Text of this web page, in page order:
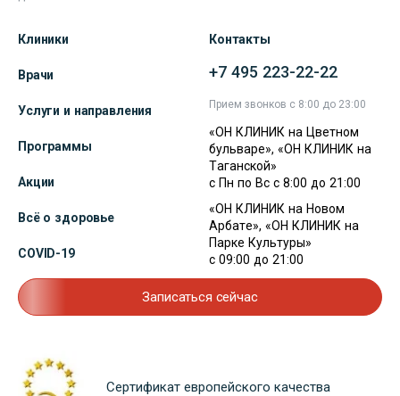
Клиники
Врачи
Услуги и направления
Программы
Акции
Всё о здоровье
COVID-19
Контакты
+7 495 223-22-22
Прием звонков с 8:00 до 23:00
«ОН КЛИНИК на Цветном
бульваре», «ОН КЛИНИК на
Таганской»
с Пн по Вс с 8:00 до 21:00
«ОН КЛИНИК на Новом
Арбате», «ОН КЛИНИК на
Парке Культуры»
с 09:00 до 21:00
Записаться сейчас
Сертификат европейского качества